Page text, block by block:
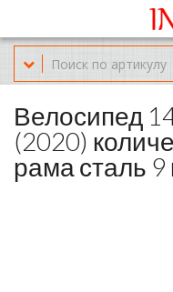
Офис обслуживания
Нож-мясо)
Велосипед
(2020)
рама сталь 9